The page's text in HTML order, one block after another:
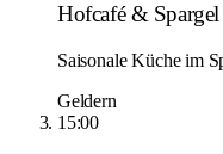
Hofcafé & Spargel
Saisonale Küche im
Geldern
15:00